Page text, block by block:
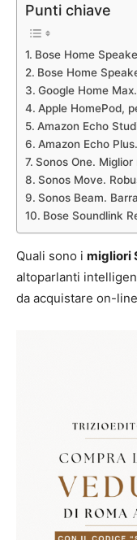
Punti chiave
Bose Home
Bose Home
Google Home
Apple HomePod,
Amazon Echo
Amazon Echo
Sonos One.
Sonos Move.
Sonos Beam.
Bose Soundlink
Quali sono i migliori
altoparlanti
da acquistare on-